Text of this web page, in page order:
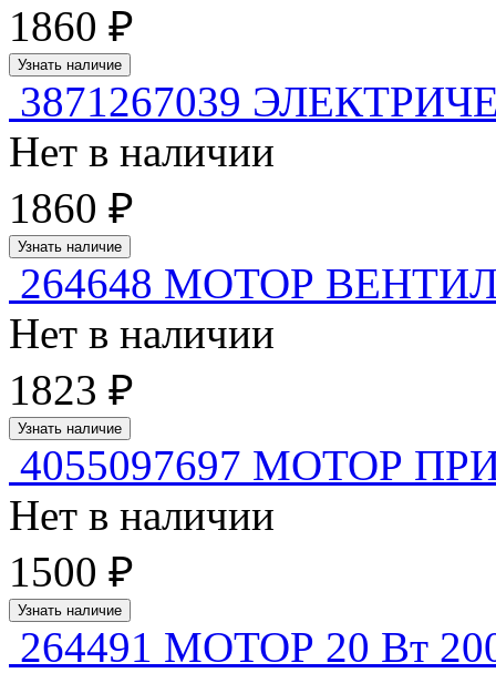
1860 ₽
Узнать наличие
3871267039
Нет в наличии
1860 ₽
Узнать наличие
264648 МОТОР
Нет в наличии
1823 ₽
Узнать наличие
4055097697 МОТОР
Нет в наличии
1500 ₽
Узнать наличие
264491 МОТОР 20 Вт